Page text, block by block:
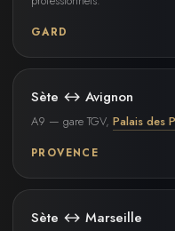
GARD
Sète ↔ Avignon
A9 — gare TGV, Palais des
PROVENCE
Sète ↔ Marseille